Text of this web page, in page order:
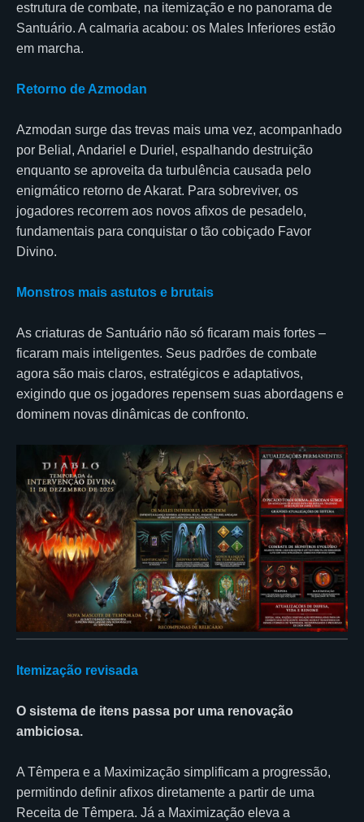
estrutura de combate, na itemização e no panorama de
Santuário. A calmaria acabou: os Males Inferiores estão
em marcha.
Retorno de Azmodan
Azmodan surge das trevas mais uma vez, acompanhado
por Belial, Andariel e Duriel, espalhando destruição
enquanto se aproveita da turbulência causada pelo
enigmático retorno de Akarat. Para sobreviver, os
jogadores recorrem aos novos afixos de pesadelo,
fundamentais para conquistar o tão cobiçado Favor
Divino.
Monstros mais astutos e brutais
As criaturas de Santuário não só ficaram mais fortes –
ficaram mais inteligentes. Seus padrões de combate
agora são mais claros, estratégicos e adaptativos,
exigindo que os jogadores repensem suas abordagens e
dominem novas dinâmicas de confronto.
Itemização revisada
O sistema de itens passa por uma renovação
ambiciosa.
A Têmpera e a Maximização simplificam a progressão,
permitindo definir afixos diretamente a partir de uma
Receita de Têmpera. Já a Maximização eleva a